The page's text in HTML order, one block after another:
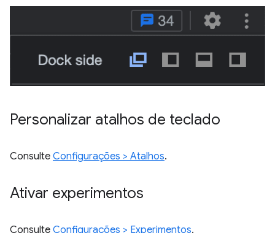
Personalizar atalhos de teclado
Consulte Configurações > Atalhos.
Ativar experimentos
Consulte Configurações > Experimentos.